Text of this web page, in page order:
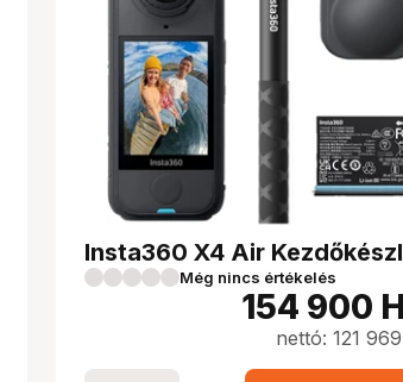
Insta360 X4 Air
Még nincs értékelés
154 900
nettó: 121